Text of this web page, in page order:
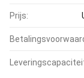
Prijs: